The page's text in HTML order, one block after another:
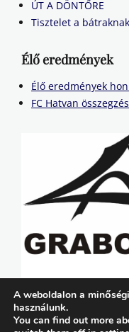
ÚT A DÖNTŐRE
Tisztelet a
Élő eredmények
Élő eredmények
FC Hatvan
A weboldalon a
használunk.
You can find out more